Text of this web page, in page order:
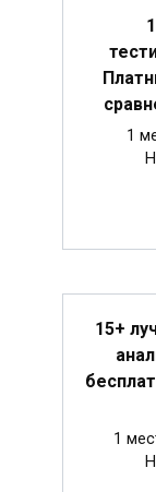
1
15+
1